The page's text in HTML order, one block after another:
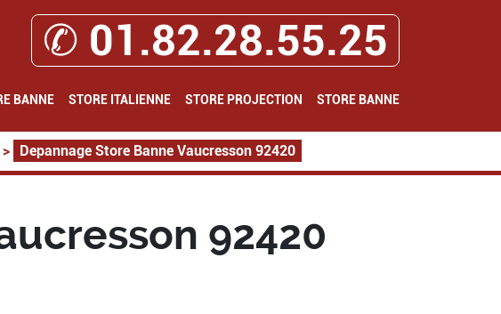
✆ 01.82.28.55.25
BANNE STORE ITALIENNE STORE PROJECTION STORE BANNE
> Depannage Store Banne Vaucresson 92420
92420